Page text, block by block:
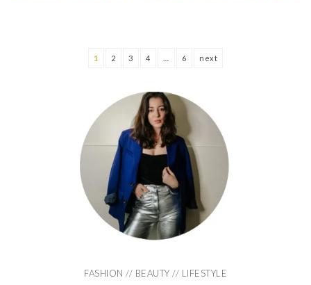
1 2 3 4 6 next
FASHION // BEAUTY // LIFESTYLE